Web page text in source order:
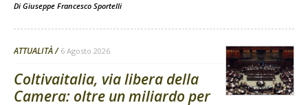
Di Giuseppe Francesco Sportelli
ATTUALITÀ 6 Agosto 2026
Coltivaitalia, via libera della
Camera: oltre un miliardo per